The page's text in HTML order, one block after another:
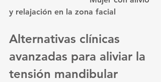
y relajación en la zona facial
Alternativas clínicas
avanzadas para aliviar la
tensión mandibular